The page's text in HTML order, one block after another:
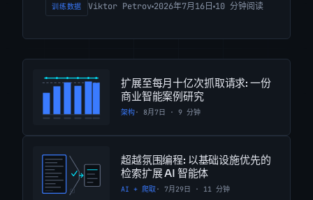
训练数据 Viktor Petrov 2026年7月16日 10 分钟阅读
扩展至每月十亿次抓取请求: 一份
商业智能案例研究
架构· 8月7日 · 9 分钟
超越氛围编程: 以基础设施优先的
检索扩展 AI 智能体
AI + 爬取· 7月29日 · 11 分钟